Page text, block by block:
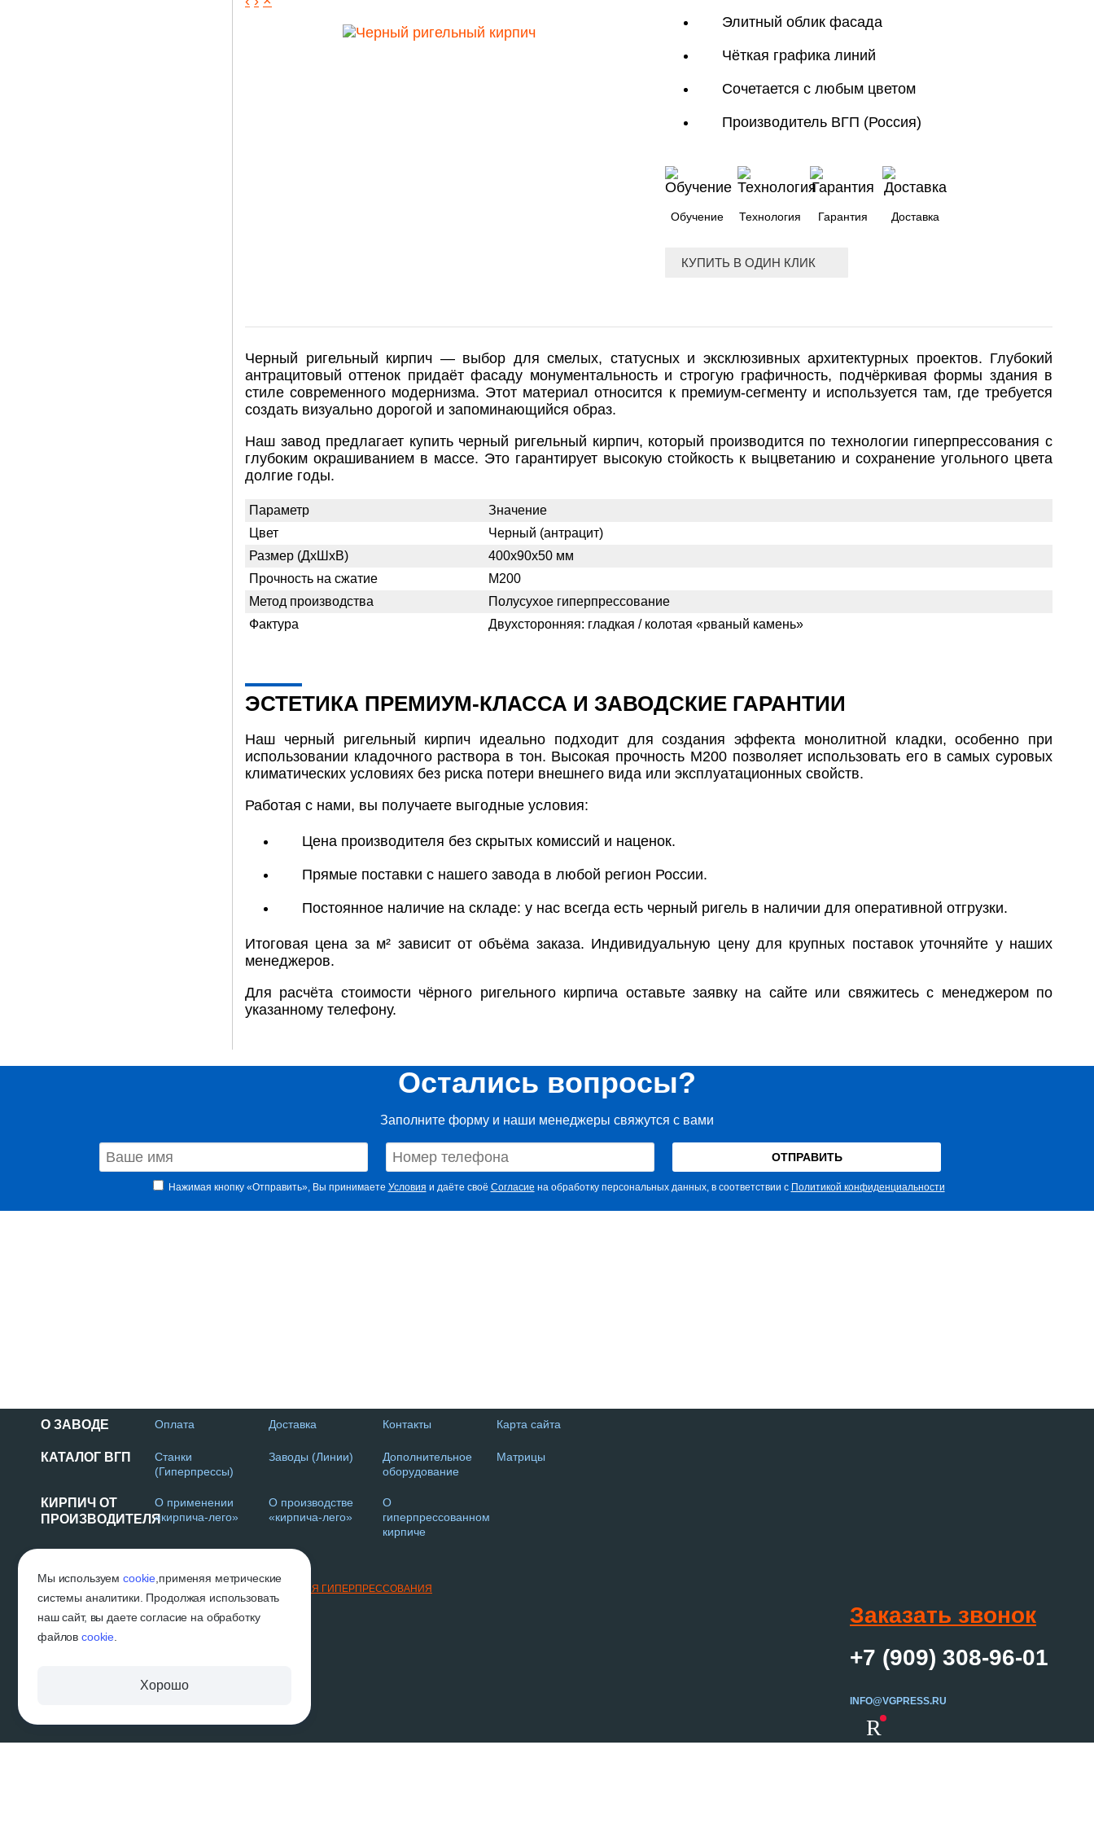
Мы используемcookie применяя метрические
системы аналитики. Продолжая использовать
наш сайт, вы даете согласие на обработку
файловcookie
Хорошо
Элитный облик фасада
Чёткая графика линий
Сочетается с любым цветом
Производитель ВГП (Россия)
Обучение Технология Гарантия Доставка
КУПИТЬ В ОДИН КЛИК
Черный ригельный кирпич — выбор для смелых, статусных и эксклюзивных архитектурных проектов. Глубокий
антрацитовый оттенок придаёт фасаду монументальность и строгую графичность, подчёркивая формы здания в
стиле современного модернизма. Этот материал относится к премиум‑сегменту и используется там, где требуется
создать визуально дорогой и запоминающийся образ.
Наш завод предлагает купить черный ригельный кирпич, который производится по технологии гиперпрессования с
глубоким окрашиванием в массе. Это гарантирует высокую стойкость к выцветанию и сохранение угольного цвета
долгие годы.
Параметр
Значение
Цвет
Черный (антрацит)
Размер (ДхШхВ)
400х90х50 мм
Прочность на сжатие
М200
Метод производства
Полусухое гиперпрессование
Фактура
Двухсторонняя: гладкая / колотая «рваный камень»
ЭСТЕТИКА ПРЕМИУМ-КЛАССА И ЗАВОДСКИЕ ГАРАНТИИ
Наш черный ригельный кирпич идеально подходит для создания эффекта монолитной кладки, особенно при
использовании кладочного раствора в тон. Высокая прочность М200 позволяет использовать его в самых суровых
климатических условиях без риска потери внешнего вида или эксплуатационных свойств.
Работая с нами, вы получаете выгодные условия:
Цена производителя без скрытых комиссий и наценок.
Прямые поставки с нашего завода в любой регион России.
Постоянное наличие на складе: у нас всегда есть черный ригель в наличии для оперативной отгрузки.
Итоговая цена за м² зависит от объёма заказа. Индивидуальную цену для крупных поставок уточняйте у наших
менеджеров.
Для расчёта стоимости чёрного ригельного кирпича оставьте заявку на сайте или свяжитесь с менеджером по
указанному телефону.
Остались вопросы?
Заполните форму и наши менеджеры свяжутся с вами
Нажимая кнопку «Отправить», Вы принимаете Условия и даёте своё Согласие на обработку персональных данных, в соответствии с Политикой конфиденциальности
О ЗАВОДЕ Оплата Доставка Контакты Карта сайта
КАТАЛОГ ВГП
Станки
(Гиперпрессы)
Заводы (Линии)
Дополнительное
оборудование
Матрицы
КИРПИЧ ОТ
ПРОИЗВОДИТЕЛЯ
О применении
«кирпича-лего»
О производстве
«кирпича-лего»
О
гиперпрессованном
кирпиче
ТЕХНОЛОГИИ И ОБОРУДОВАНИЕ ДЛЯ ГИПЕРПРЕССОВАНИЯ
Заказать звонок
+7 (909) 308-96-01
INFO@VGPRESS.RU
R